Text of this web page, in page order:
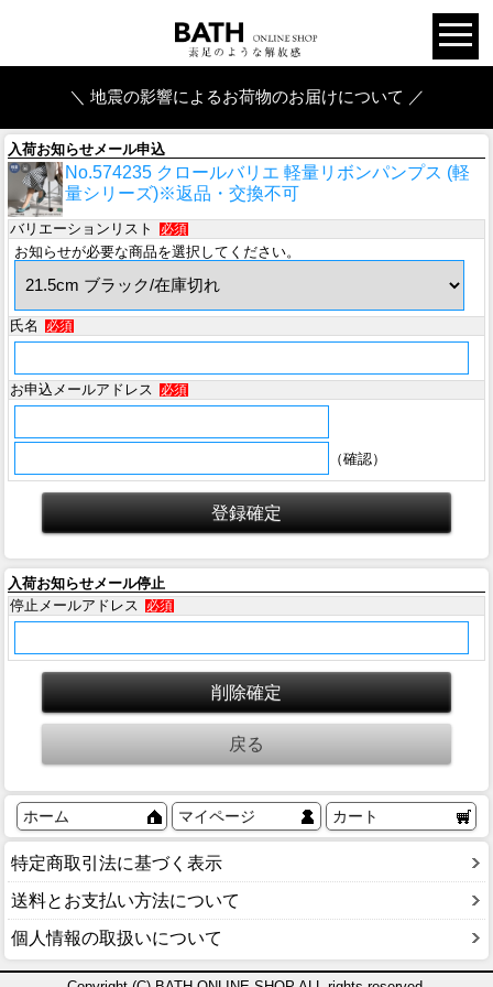
＼ 地震の影響によるお荷物のお届けについて ／
入荷お知らせメール申込
No.574235 クロールバリエ 軽量リボンパンプス (軽
量シリーズ)※返品・交換不可
バリエーションリスト 必須
お知らせが必要な商品を選択してください。
氏名 必須
お申込メールアドレス 必須
（確認）
入荷お知らせメール停止
停止メールアドレス
必須
ホーム マイページ カート
特定商取引法に基づく表示
送料とお支払い方法について
個人情報の取扱いについて